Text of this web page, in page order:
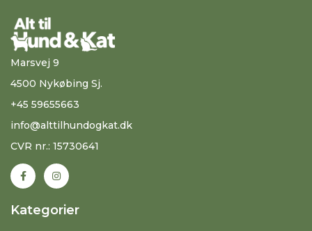
Marsvej 9
4500 Nykøbing Sj.
+45 59655663
info@alttilhundogkat.dk
CVR nr.: 15730641
Kategorier